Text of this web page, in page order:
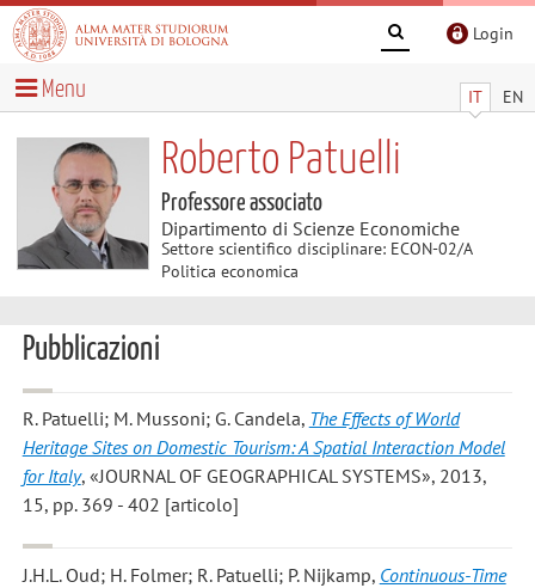
Login
IT EN
Menu
Roberto Patuelli
Professore associato
Dipartimento di Scienze Economiche
Settore scientifico disciplinare: ECON-02/A
Politica economica
Pubblicazioni
R. Patuelli; M. Mussoni; G. Candela, The Effects of World
Heritage Sites on Domestic Tourism: A Spatial Interaction Model
for Italy, «JOURNAL OF GEOGRAPHICAL SYSTEMS», 2013,
15, pp. 369 - 402 [articolo]
J.H.L. Oud; H. Folmer; R. Patuelli; P. Nijkamp, Continuous-Time